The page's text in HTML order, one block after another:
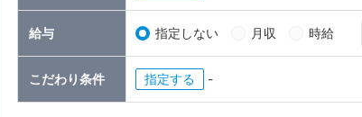
給与 指定しない 月収 時給
こだわり条件 指定 -